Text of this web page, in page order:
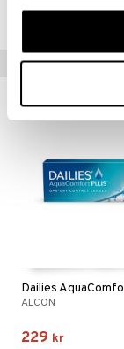
våra cookies
Lägsta pris senaste
ALCON
229 kr